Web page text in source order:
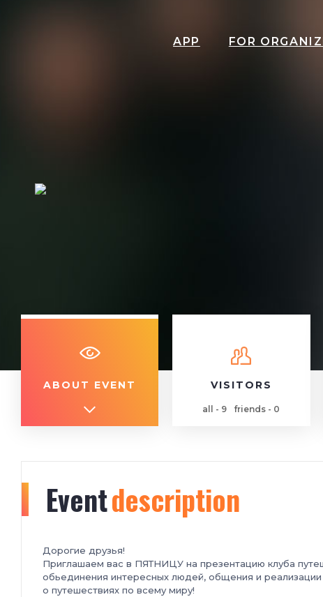
APP FOR
ABOUT EVENT VISITORS
all - 9 friends - 0
Eventdescription
Дорогие друзья!
Приглашаем вас в ПЯТНИЦУ на презентацию клуба
обьединения интересных людей, общения и
о путешествиях по всему миру!